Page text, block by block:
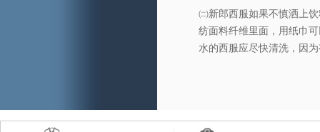
㈡新郎西服如果不慎洒上
纺面料纤维里面，用纸巾
水的西服应尽快清洗，因